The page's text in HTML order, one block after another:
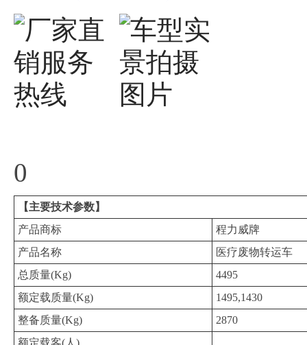
0
【主要技术参数】
产品商标
程力威牌
产品名称
医疗废物转运车
总质量(Kg)
4495
额定载质量(Kg)
1495,1430
整备质量(Kg)
2870
额定载客(人)